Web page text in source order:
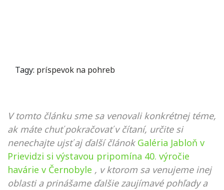
Tagy: príspevok na pohreb
V tomto článku sme sa venovali konkrétnej téme,
ak máte chuť pokračovať v čítaní, určite si
nenechajte ujsť aj ďalší článok Galéria Jabloň v
Prievidzi si výstavou pripomína 40. výročie
havárie v Černobyle , v ktorom sa venujeme inej
oblasti a prinášame ďalšie zaujímavé pohľady a